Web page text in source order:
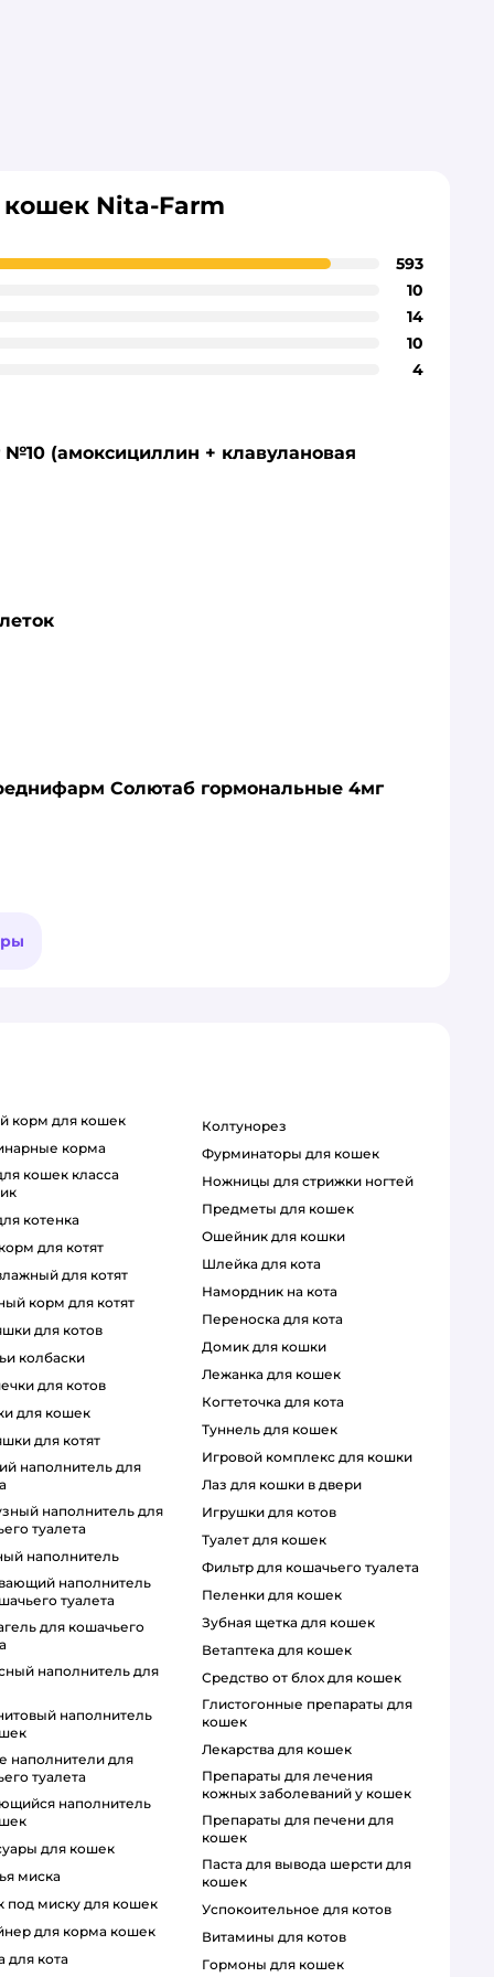
Nita-Farm
593
10
14
10
4
(амоксициллин + клавулановая
Солютаб гормональные 4мг
корм для кошек
корма
котенка
корм для котят
для котят
корм для котят
для котов
колбаски
для котов
для кошек
для котят
туалета
наполнитель
туалета
туалета
для кошек
миска
под миску для кошек
для корма кошек
для кота
колтунорез
фурминаторы для кошек
ножницы для стрижки ногтей
предметы для кошек
ошейник для кошки
шлейка для кота
намордник на кота
переноска для кота
домик для кошки
лежанка для кошек
когтеточка для кота
туннель для кошек
игровой комплекс для кошки
лаз для кошки в двери
игрушки для котов
туалет для кошек
фильтр для кошачьего туалета
пеленки для кошек
зубная щетка для кошек
ветаптека для кошек
средство от блох для кошек
глистогонные препараты для
кошек
лекарства для кошек
препараты для лечения
кожных заболеваний у кошек
препараты для печени для
кошек
паста для вывода шерсти для
кошек
успокоительное для котов
витамины для котов
гормоны для кошек